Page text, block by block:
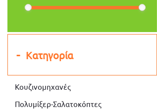
Κατηγορία
Κουζινομηχανές
Πολυμίξερ-Σαλατοκόπτες